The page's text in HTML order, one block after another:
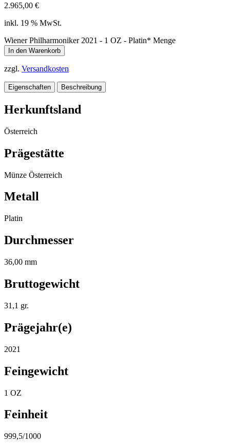
2.965,00 €
inkl. 19 % MwSt.
Wiener Philharmoniker 2021 - 1 OZ - Platin* Menge
In den Warenkorb
zzgl. Versandkosten
Eigenschaften Beschreibung
Herkunftsland
Österreich
Prägestätte
Münze Österreich
Metall
Platin
Durchmesser
36,00 mm
Bruttogewicht
31,1 gr.
Prägejahr(e)
2021
Feingewicht
1 OZ
Feinheit
999,5/1000